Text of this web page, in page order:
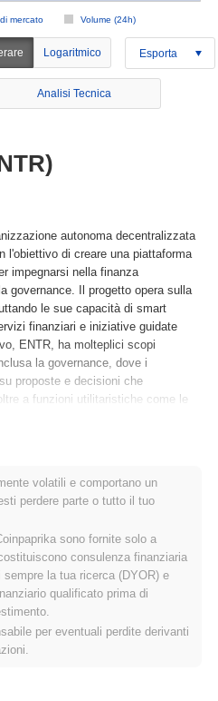
mercato Volume (24h)
Logaritmico Esporta
Analisi Tecnica
autonoma decentralizzata
l'obiettivo di creare una piattaforma
impegnarsi nella finanza
governance. Il progetto opera sulla
le sue capacità di smart
finanziari e iniziative guidate
ENTR, ha molteplici scopi
la governance, dove i
proposte e decisioni che
a funzioni utilitaristiche come le
l'impegno degli utenti e incentiva la
decisione guidata dalla comunità e
come un attore
evoluzione della finanza
sulla trasparenza e
riflette una tendenza crescente
democratizzare l'accesso ai servizi
EnterDAO?
quando il team fondatore ha
la visione e il framework
volatili e comportano un
perdere parte o tutto il tuo
sono fornite solo a
consulenza finanziaria
la tua ricerca (DYOR) e
qualificato prima di
per eventuali perdite derivanti